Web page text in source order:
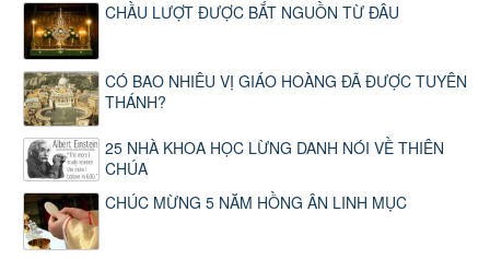
CHẦU LƯỢT ĐƯỢC BẮT NGUỒN TỪ ĐÂU
CÓ BAO NHIÊU VỊ GIÁO HOÀNG ĐÃ ĐƯỢC TUYÊN
THÁNH?
25 NHÀ KHOA HỌC LỪNG DANH NÓI VỀ THIÊN
CHÚA
CHÚC MỪNG 5 NĂM HỒNG ÂN LINH MỤC